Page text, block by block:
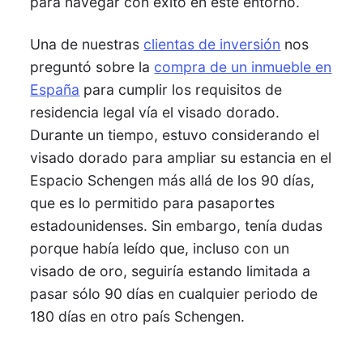
Una de nuestras clientas de inversión nos
preguntó sobre la compra de un inmueble en
España para cumplir los requisitos de
residencia legal vía el visado dorado.
Durante un tiempo, estuvo considerando el
visado dorado para ampliar su estancia en el
Espacio Schengen más allá de los 90 días,
que es lo permitido para pasaportes
estadounidenses. Sin embargo, tenía dudas
porque había leído que, incluso con un
visado de oro, seguiría estando limitada a
pasar sólo 90 días en cualquier periodo de
180 días en otro país Schengen.